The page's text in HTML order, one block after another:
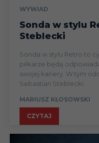
WYWIAD
Sonda w stylu
Steblecki
Sonda w stylu Retro to
piłkarze będą
swojej kariery. W tym
Sebastian Steblecki.
MARIUSZ KŁOSOWSKI
CZYTAJ